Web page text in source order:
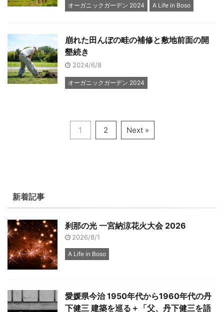
オーガニックガーデン 2024 A Life in Boso
崩れた田んぼの畦の補修と敷地前面の開
墾続き
2024/6/8
オーガニックガーデン 2024
1 2 Next »
新着記事
刹那の光 一宮納涼花火大会 2026
2026/8/1
A Life in Boso
愛媛県今治 1950年代から1960年代の丹
下健三 建築を巡る＋「父、丹下健三を語